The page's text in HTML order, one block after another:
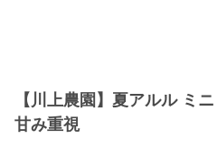
【川上農園】夏アルル ミ
甘み重視